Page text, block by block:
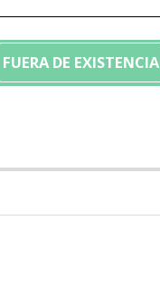
FUERA DE EXISTENCIA